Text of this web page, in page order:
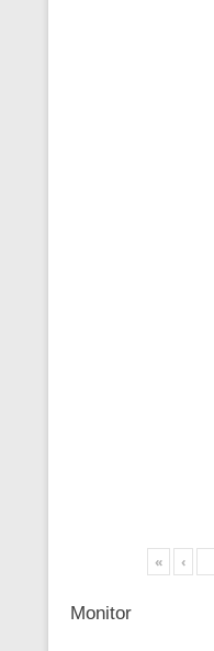
« ‹
Monitor